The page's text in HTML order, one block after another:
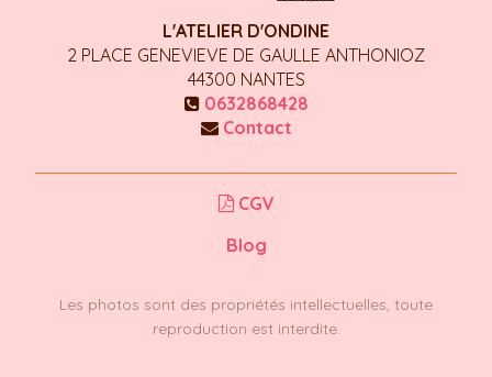
L'ATELIER D'ONDINE
2 PLACE GENEVIEVE DE GAULLE ANTHONIOZ
44300 NANTES
0632868428
Contact
CGV
Blog
Les photos sont des propriétés intellectuelles, toute
reproduction est interdite.